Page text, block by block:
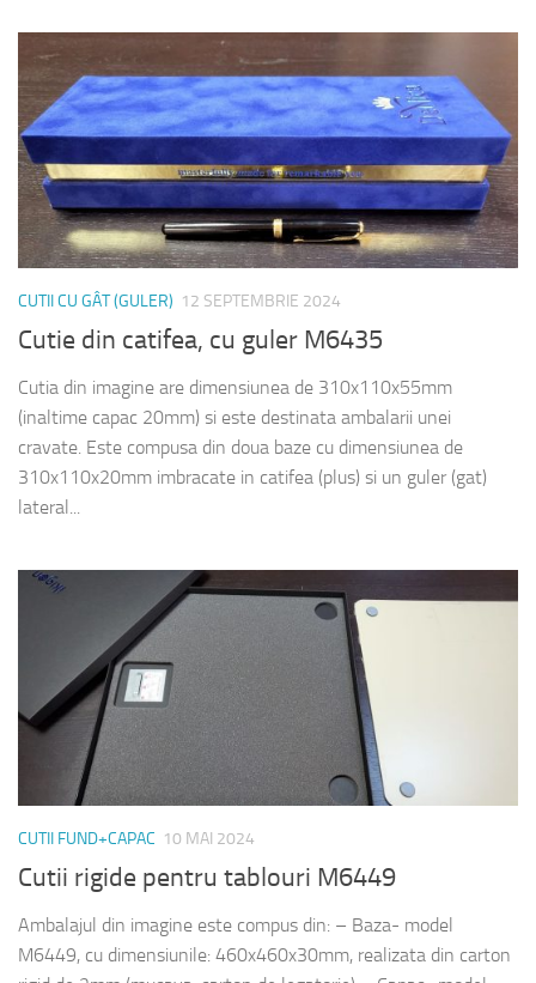
CUTII CU GÂT (GULER) 12 SEPTEMBRIE 2024
Cutie din catifea, cu guler M6435
Cutia din imagine are dimensiunea de 310x110x55mm
(inaltime capac 20mm) si este destinata ambalarii unei
cravate. Este compusa din doua baze cu dimensiunea de
310x110x20mm imbracate in catifea (plus) si un guler (gat)
lateral...
CUTII FUND+CAPAC 10 MAI 2024
Cutii rigide pentru tablouri M6449
Ambalajul din imagine este compus din: – Baza- model
M6449, cu dimensiunile: 460x460x30mm, realizata din carton